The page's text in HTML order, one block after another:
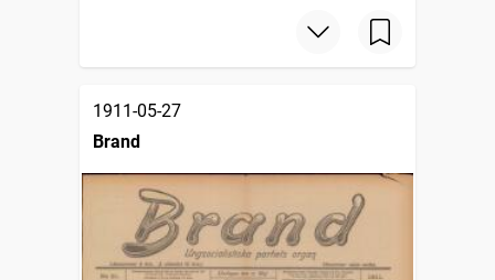
1911-05-27
Brand